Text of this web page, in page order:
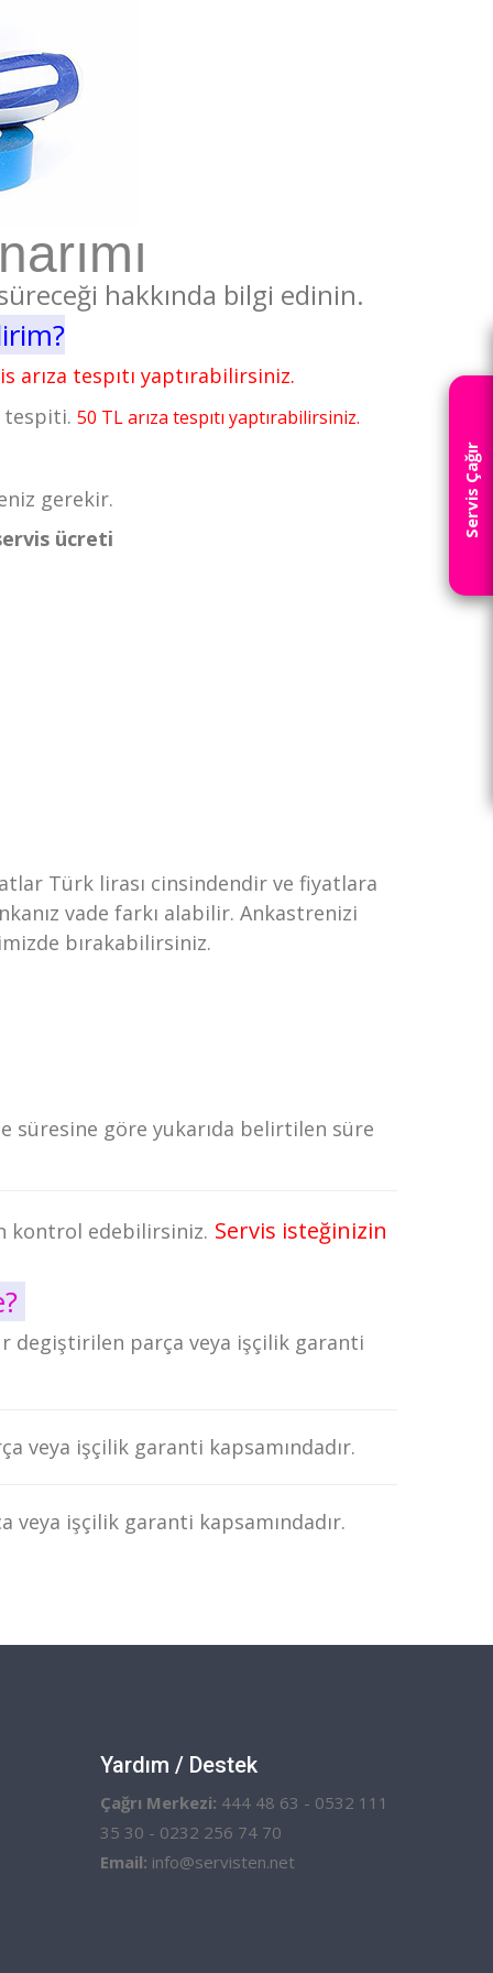
Servis Çağır
hakkında bilgi edinin.
arıza tespıtı yaptırabilirsiniz.
tespiti. 50 TL arıza tespıtı yaptırabilirsiniz.
gerekir.
ücreti
Türk lirası cinsindendir ve fiyatlara
vade farkı alabilir. Ankastrenizi
bırakabilirsiniz.
süresine göre yukarıda belirtilen süre
kontrol edebilirsiniz. Servis isteğinizin
degiştirilen parça veya işçilik garanti
veya işçilik garanti kapsamındadır.
işçilik garanti kapsamındadır.
Yardım / Destek
Çağrı Merkezi: 444 48 63 - 0532 111
35 30 - 0232 256 74 70
Email: info@servisten.net